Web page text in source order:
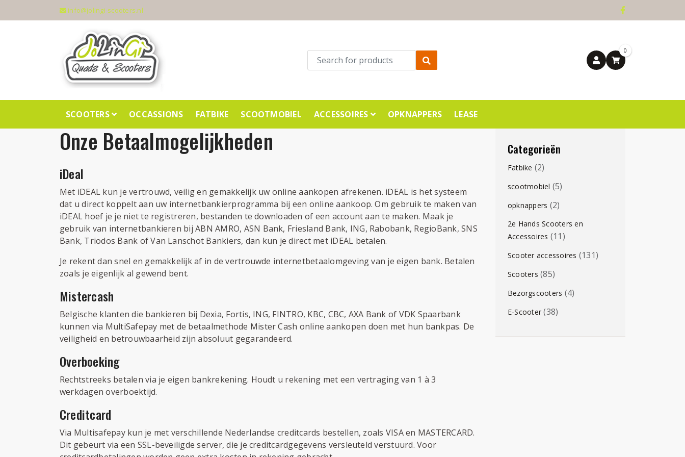
info@jolingi-scooters.nl
0
SCOOTERS OCCASSIONS FATBIKE SCOOTMOBIEL ACCESSOIRES OPKNAPPERS LEASE
Onze Betaalmogelijkheden
iDeal
Met iDEAL kun je vertrouwd, veilig en gemakkelijk uw online aankopen afrekenen. iDEAL is het systeem
dat u direct koppelt aan uw internetbankierprogramma bij een online aankoop. Om gebruik te maken van
iDEAL hoef je je niet te registreren, bestanden te downloaden of een account aan te maken. Maak je
gebruik van internetbankieren bij ABN AMRO, ASN Bank, Friesland Bank, ING, Rabobank, RegioBank, SNS
Bank, Triodos Bank of Van Lanschot Bankiers, dan kun je direct met iDEAL betalen.
Je rekent dan snel en gemakkelijk af in de vertrouwde internetbetaalomgeving van je eigen bank. Betalen
zoals je eigenlijk al gewend bent.
Mistercash
Belgische klanten die bankieren bij Dexia, Fortis, ING, FINTRO, KBC, CBC, AXA Bank of VDK Spaarbank
kunnen via MultiSafepay met de betaalmethode Mister Cash online aankopen doen met hun bankpas. De
veiligheid en betrouwbaarheid zijn absoluut gegarandeerd.
Overboeking
Rechtstreeks betalen via je eigen bankrekening. Houdt u rekening met een vertraging van 1 à 3
werkdagen overboektijd.
Creditcard
Via Multisafepay kun je met verschillende Nederlandse creditcards bestellen, zoals VISA en MASTERCARD.
Dit gebeurt via een SSL-beveiligde server, die je creditcardgegevens versleuteld verstuurd. Voor
Categorieën
Fatbike (2)
scootmobiel (5)
opknappers (2)
2e Hands Scooters en
Accessoires (11)
Scooter accessoires (131)
Scooters (85)
Bezorgscooters (4)
E-Scooter (38)